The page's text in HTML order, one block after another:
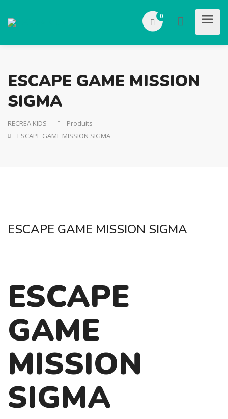
0
ESCAPE GAME MISSION
SIGMA
RECREA KIDS
Produits
ESCAPE GAME MISSION SIGMA
ESCAPE GAME MISSION SIGMA
ESCAPE
GAME
MISSION
SIGMA